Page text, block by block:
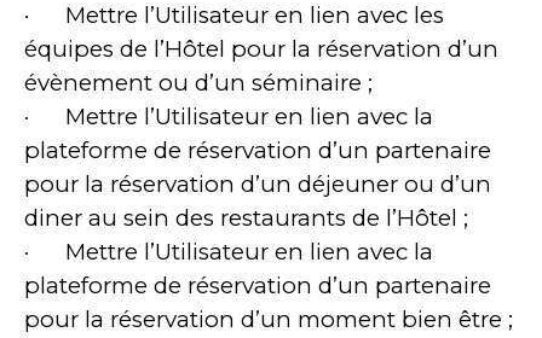
· Mettre l’Utilisateur en lien avec les
équipes de l’Hôtel pour la réservation d’un
évènement ou d’un séminaire ;
· Mettre l’Utilisateur en lien avec la
plateforme de réservation d’un partenaire
pour la réservation d’un déjeuner ou d’un
diner au sein des restaurants de l’Hôtel ;
· Mettre l’Utilisateur en lien avec la
plateforme de réservation d’un partenaire
pour la réservation d’un moment bien être ;